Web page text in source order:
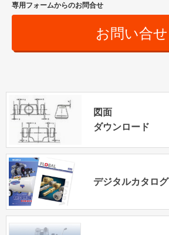
専用フォームからのお問合せ
お問い合せ
図面
ダウンロード
デジタルカタログ